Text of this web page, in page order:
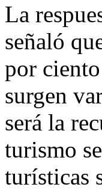
La
señaló
por
surgen
será la
turismo
turísticas